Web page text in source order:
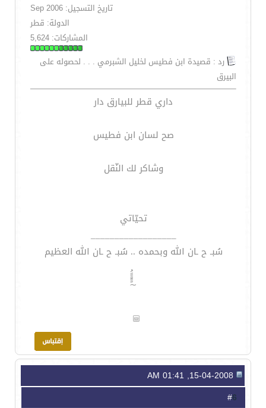
تاريخ التسجيل: Sep 2006
الدولة: قطر
المشاركات: 5,624
رد : قصيدة ابن فطيس لخليل الشبرمي . . . لحصوله على
البيرق
داري قطر للبيارق دار
صح لسان ابن فطيس
وشاكر لك النّقل
تحيّاتي
__________________
سُبـ ح ـان الله وبحمده .. سُبـ ح ـان الله العظيم
~ًًًَََُ
6